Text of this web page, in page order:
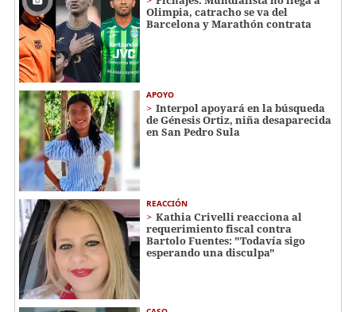
Olimpia, catracho se va del
Barcelona y Marathón contrata
APOYO
Interpol apoyará en la búsqueda
de Génesis Ortiz, niña desaparecida
en San Pedro Sula
REACCIÓN
Kathia Crivelli reacciona al
requerimiento fiscal contra
Bartolo Fuentes: "Todavía sigo
esperando una disculpa"